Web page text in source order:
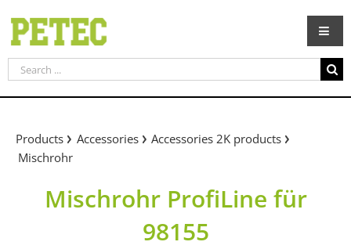
content
Search
for:
Products Accessories
Accessories 2K products
Mischrohr
Mischrohr ProfiLine für
98155